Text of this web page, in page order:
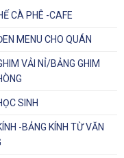
CÀ PHÊ -CAFE
MENU CHO QUÁN
VẢI NỈ/BẢNG GHIM
SINH
-BẢNG KÍNH TỪ VĂN